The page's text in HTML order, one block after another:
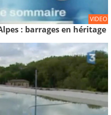
VIDEO
: barrages en héritage